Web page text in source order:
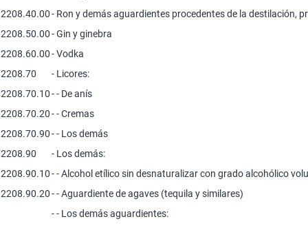
2208.40.00- Ron y demás aguardientes procedentes de la destilación,
2208.50.00- Gin y ginebra
2208.60.00- Vodka
2208.70
- Licores:
2208.70.10- - De anís
2208.70.20- - Cremas
2208.70.90- - Los demás
2208.90
- Los demás:
2208.90.10- - Alcohol etílico sin desnaturalizar con grado alcohólico
2208.90.20- - Aguardiente de agaves (tequila y similares)
- - Los demás aguardientes: